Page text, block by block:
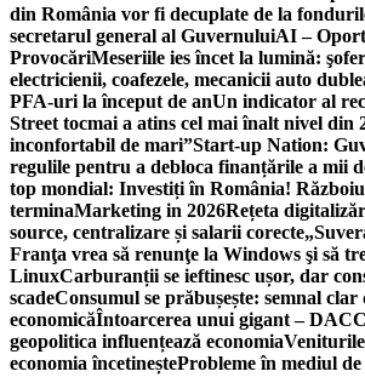
din România vor fi decuplate de la
secretarul general al GuvernuluiAI –
ProvocăriMeseriile ies încet la lumină:
electricienii, coafezele, mecanicii auto
PFA-uri la început de anUn indicator al
Street tocmai a atins cel mai înalt nivel din
inconfortabil de mari”Start-up Nation:
regulile pentru a debloca finanțările a mii
top mondial: Investiți în România!
terminaMarketing in 2026Rețeta
source, centralizare și salarii corecte
Franţa vrea să renunţe la Windows şi să
LinuxCarburanții se ieftinesc ușor, dar
scadeConsumul se prăbușește: semnal
economicăÎntoarcerea unui gigant – DAC
geopolitica influențează economia
economia încetineșteProbleme în mediul